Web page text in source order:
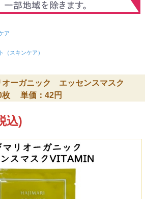
ア
（スキンケア）
オーガニック エッセンスマスク
単価：42円
込)